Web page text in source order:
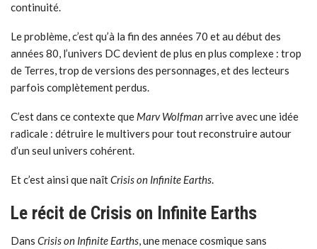
continuité.
Le problème, c’est qu’à la fin des années 70 et au début des
années 80, l’univers DC devient de plus en plus complexe : trop
de Terres, trop de versions des personnages, et des lecteurs
parfois complètement perdus.
C’est dans ce contexte que Marv Wolfmanarrive avec une idée
radicale : détruire le multivers pour tout reconstruire autour
d’un seul univers cohérent.
Et c’est ainsi que naîtCrisis on Infinite Earths.
Le récit de Crisis on Infinite Earths
Dans Crisis on Infinite Earths, une menace cosmique sans